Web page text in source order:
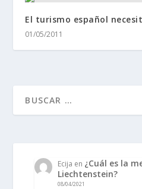
El turismo español
01/05/2011
Ecija en ¿Cuál es la
Liechtenstein?
08/04/2021